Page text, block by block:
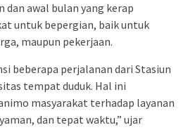
awal bulan yang kerap
untuk bepergian, baik untuk
maupun pekerjaan.
beberapa perjalanan dari Stasiun
tempat duduk. Hal ini
masyarakat terhadap layanan
dan tepat waktu,” ujar